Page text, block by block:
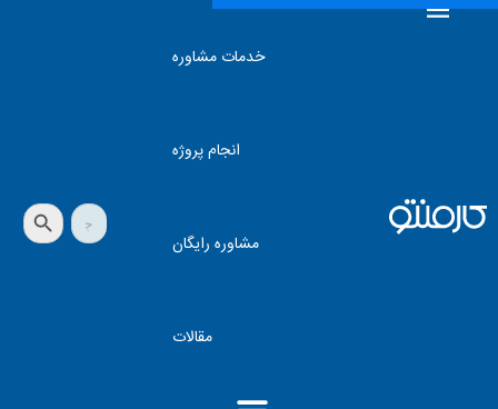
خدمات مشاوره
انجام پروژه
مشاوره رایگان
مقالات
جستجو
برای:
دکمه جستجو